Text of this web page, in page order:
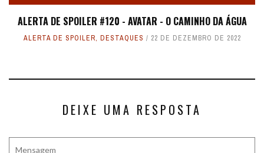
ALERTA DE SPOILER #120 - AVATAR - O CAMINHO DA ÁGUA
ALERTA DE SPOILER, DESTAQUES 22 DE DEZEMBRO DE 2022
DEIXE UMA RESPOSTA